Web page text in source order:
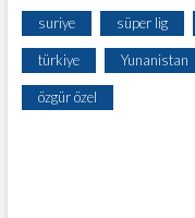
suriye süper lig
türkiye Yunanistan
özgür özel